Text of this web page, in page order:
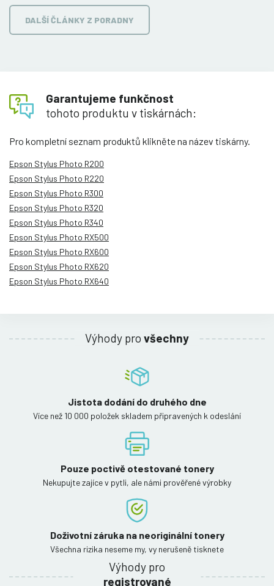
DALŠÍ ČLÁNKY Z PORADNY
Garantujeme funkčnost
tohoto produktu v tiskárnách:
Pro kompletní seznam produktů klikněte na název tiskárny.
Epson Stylus Photo R200
Epson Stylus Photo R220
Epson Stylus Photo R300
Epson Stylus Photo R320
Epson Stylus Photo R340
Epson Stylus Photo RX500
Epson Stylus Photo RX600
Epson Stylus Photo RX620
Epson Stylus Photo RX640
Výhody pro všechny
Jistota dodání do druhého dne
Více než 10 000 položek skladem připravených k odeslání
Pouze poctivě otestované tonery
Nekupujte zajíce v pytli, ale námi prověřené výrobky
Doživotní záruka na neoriginální tonery
Všechna rizika neseme my, vy nerušeně tisknete
Výhody pro
registrované